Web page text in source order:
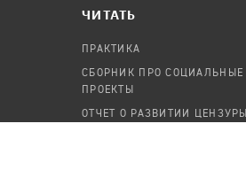
ЧИТАТЬ
ПРАКТИКА
СБОРНИК ПРО СОЦИАЛЬНЫЕ
ПРОЕКТЫ
ОТЧЕТ О РАЗВИТИИ ЦЕНЗУРЫ